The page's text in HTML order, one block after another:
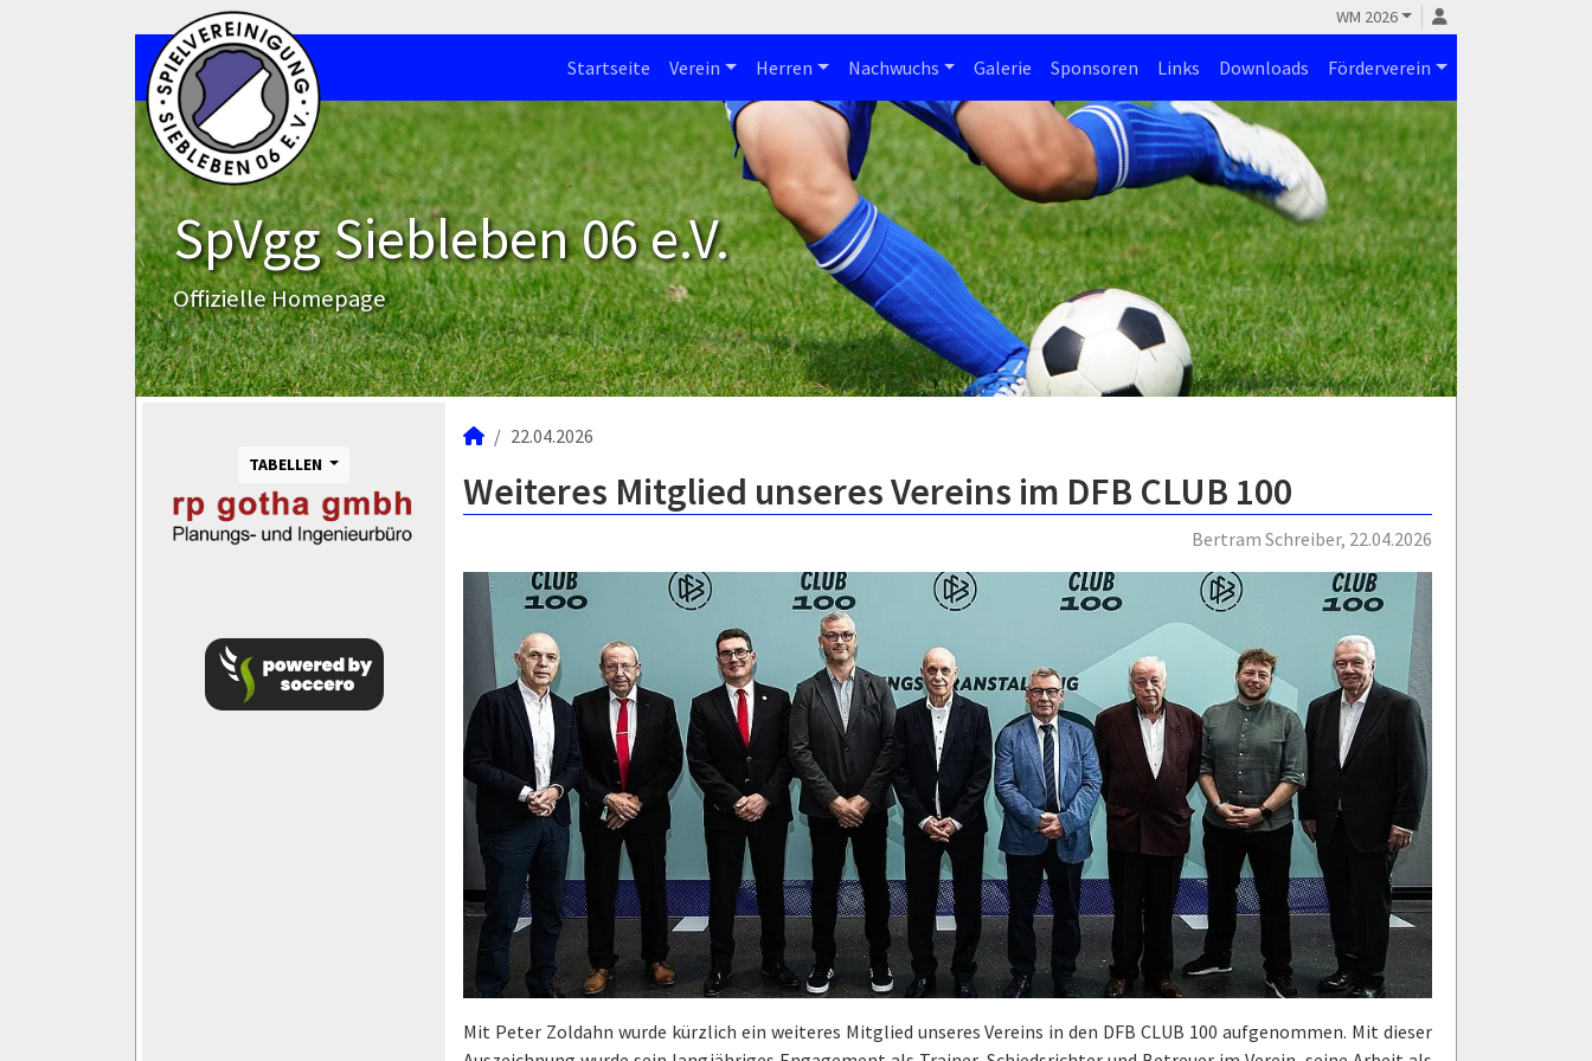
WM 2026
Startseite Verein Herren Nachwuchs Galerie Sponsoren Links Downloads Förderverein
SpVgg Siebleben 06 e.V.
Offizielle Homepage
TABELLEN
22.04.2026
Weiteres Mitglied unseres Vereins im DFB CLUB 100
Bertram Schreiber, 22.04.2026
Mit Peter Zoldahn wurde kürzlich ein weiteres Mitglied unseres Vereins in den DFB CLUB 100 aufgenommen. Mit dieser